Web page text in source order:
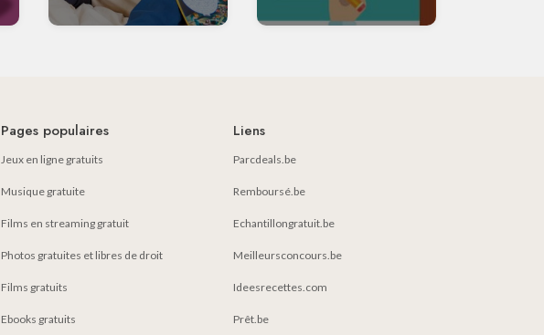
Pages populaires
Jeux en ligne gratuits
Musique gratuite
Films en streaming gratuit
Photos gratuites et libres de droit
Films gratuits
Ebooks gratuits
Liens
Parcdeals.be
Remboursé.be
Echantillongratuit.be
Meilleursconcours.be
Ideesrecettes.com
Prêt.be